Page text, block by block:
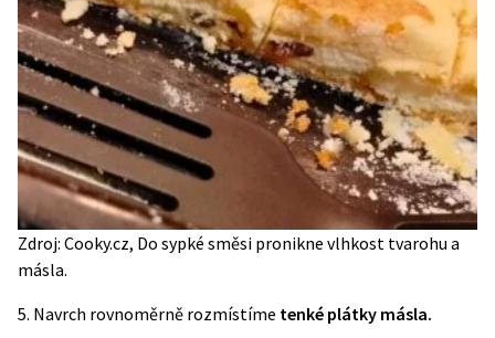
Zdroj: Cooky.cz, Do sypké směsi pronikne vlhkost tvarohu a
másla.
5. Navrch rovnoměrně rozmístíme tenké plátky másla.